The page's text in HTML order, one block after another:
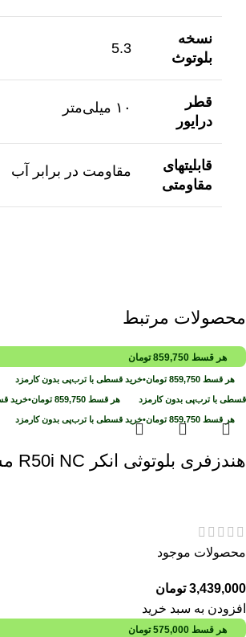
نسخه
بلوتوث
5.3
قطر
درایور
۱۰ میلی‌متر
قابلیتهای
مقاومتی
مقاومت در برابر آب
محصولات مرتبط
هر قسط 859,750 تومان
هر قسط 859,750 تومان•خرید قسطی با ترب‌پی بدون کارمزد
قسطی با ترب‌پی بدون کارمزد هر قسط 859,750 تومان•خرید
هر قسط 859,750 تومان•خرید قسطی با ترب‌پی بدون کارمزد
هندزفری بلوتوثی انکر R50i NC مشکی
محصولات موجود
3,439,000 تومان
افزودن به سبد خرید
هر قسط 575,000 تومان